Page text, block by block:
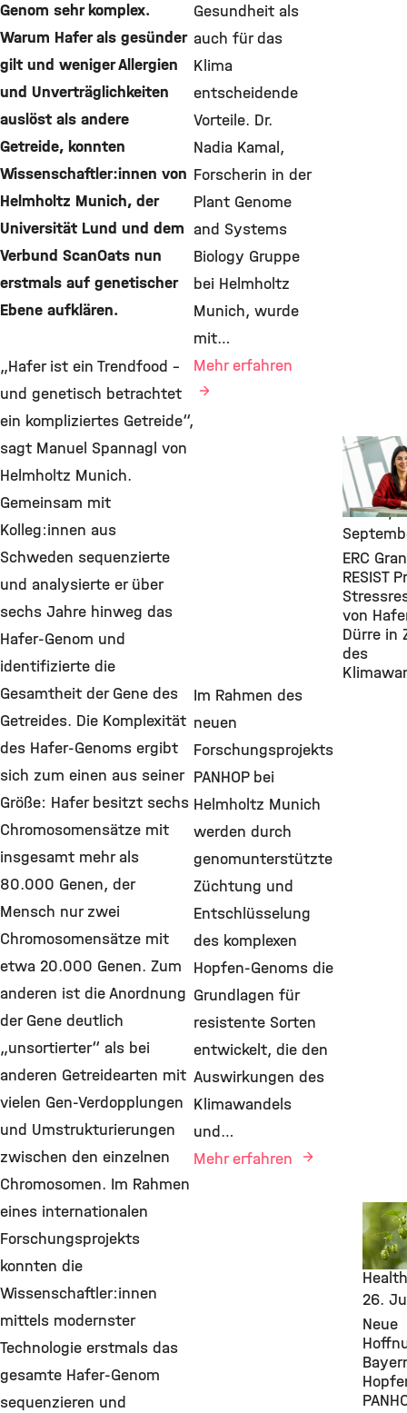
Genom sehr komplex.
Warum Hafer als gesünder
gilt und weniger Allergien
und Unverträglichkeiten
auslöst als andere
Getreide, konnten
Wissenschaftler:innen von
Helmholtz Munich, der
Universität Lund und dem
Verbund ScanOats nun
erstmals auf genetischer
Ebene aufklären.
„Hafer ist ein Trendfood –
und genetisch betrachtet
ein kompliziertes Getreide“,
sagt Manuel Spannagl von
Helmholtz Munich.
Gemeinsam mit
Kolleg:innen aus
Schweden sequenzierte
und analysierte er über
sechs Jahre hinweg das
Hafer-Genom und
identifizierte die
Gesamtheit der Gene des
Getreides. Die Komplexität
des Hafer-Genoms ergibt
sich zum einen aus seiner
Größe: Hafer besitzt sechs
Chromosomensätze mit
insgesamt mehr als
80.000 Genen, der
Mensch nur zwei
Chromosomensätze mit
etwa 20.000 Genen. Zum
anderen ist die Anordnung
der Gene deutlich
„unsortierter“ als bei
anderen Getreidearten mit
vielen Gen-Verdopplungen
und Umstrukturierungen
zwischen den einzelnen
Chromosomen. Im Rahmen
eines internationalen
Forschungsprojekts
konnten die
Wissenschaftler:innen
mittels modernster
Technologie erstmals das
gesamte Hafer-Genom
sequenzieren und
Awards
Grants,
Health,
ERC
RESIST
von
Dürre in
des
Gesundheit als
auch für das
Klima
entscheidende
Vorteile. Dr.
Nadia Kamal,
Forscherin in der
Plant Genome
and Systems
Biology Gruppe
bei Helmholtz
Munich, wurde
mit…
Mehr erfahren
26.
Neue
Im Rahmen des
neuen
Forschungsprojekts
PANHOP bei
Helmholtz Munich
werden durch
genomunterstützte
Züchtung und
Entschlüsselung
des komplexen
Hopfen-Genoms die
Grundlagen für
resistente Sorten
entwickelt, die den
Auswirkungen des
Klimawandels
und…
Mehr erfahren